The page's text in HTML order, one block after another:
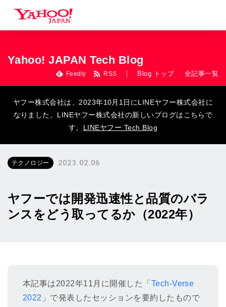
Yahoo! JAPAN Tech Blog
Feedly RSS Blog トップ 全記事一覧
ヤフー株式会社は、2023年10月1日にLINEヤフー株式会社に
なりました。LINEヤフー株式会社の新しいブログはこちらで
す。 LINEヤフー Tech Blog
テクノロジー 2023.02.06
ヤフーでは開発迅速性と品質のバラ
ンスをどう取ってるか（2022年）
本記事は2022年11月に開催した「 Tech-Verse
2022 」で発表したセッションを要約したもので